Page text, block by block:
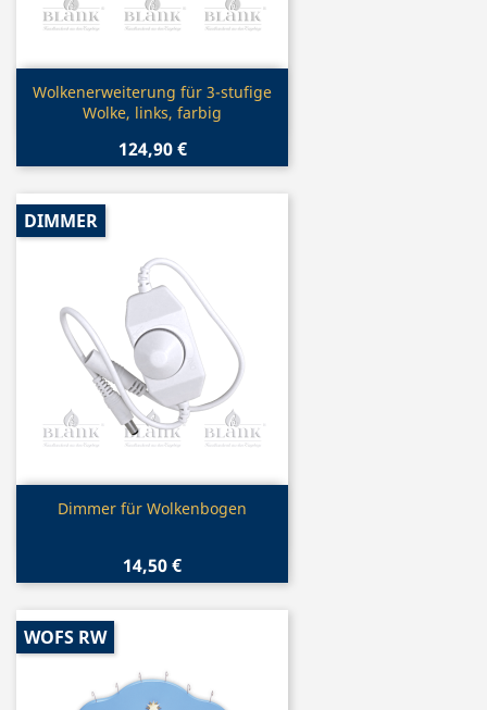
Vorschau
Wolkenerweiterung für 3-stufige
Wolke, links, farbig
124,90 €
Vorschau
Dimmer für Wolkenbogen
14,50 €
DIMMER
WOFS RW